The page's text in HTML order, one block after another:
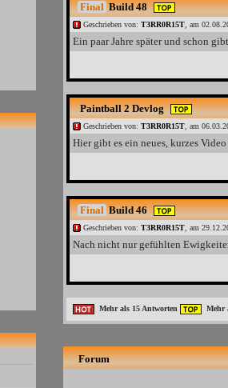
Final Build 48
Geschrieben von: T3RR0R15T, am
Ein paar Jahre später und schon
Paintball 2 Devlog
Geschrieben von: T3RR0R15T, am
Hier gibt es ein neues, kurzes
Final Build 46
Geschrieben von: T3RR0R15T, am
Nach nicht nur gefühlten
Mehr als 15 Antworten Mehr
Forum